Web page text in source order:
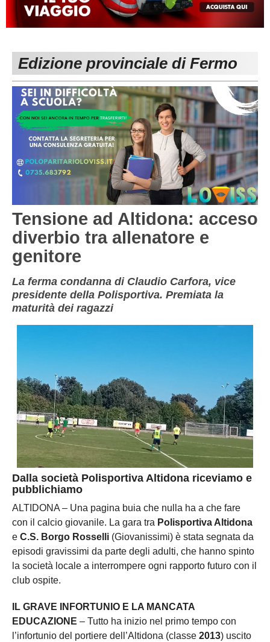
MACERATA
Carica la tua Rosa
ECCELLENZA
1^ CATEGORIA
2^ CATEGORIA
3^ CATEGORIA
GIOVANILI
REGIONALI
Edizione provinciale di Fermo
Tensione ad Altidona: acceso
diverbio tra allenatore e
genitore
La ferma condanna di Claudio Carfora, vice
presidente della Polisportiva. Premiata la
maturità dei ragazzi
Dalla società Polisportiva Altidona riceviamo e
pubblichiamo
ALTIDONA – Una pagina buia che nulla ha a che fare
con il calcio giovanile. La gara tra Polisportiva Altidona
e C.S. Borgo Rosselli (Giovanissimi) è stata segnata da
episodi gravissimi da parte degli adulti, che hanno spinto
la società locale a interrompere ogni rapporto futuro con il
club ospite.
IL GRAVE INFORTUNIO E LA MANCATA
EDUCAZIONE – Tutto ha inizio nel primo tempo con
l’infortunio del portiere dell’Altidona (classe 2013) uscito